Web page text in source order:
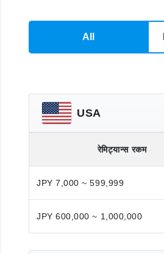
All
USA
रेमिट्यान्स रकम
JPY 7,000 ~ 599,999
JPY 600,000 ~ 1,000,000